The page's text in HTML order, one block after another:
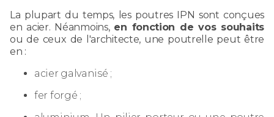
La plupart du temps, les poutres IPN sont conçues
en acier. Néanmoins, en fonction de vos souhaits
ou de ceux de l'architecte, une poutrelle peut être
en :
acier galvanisé ;
fer forgé ;